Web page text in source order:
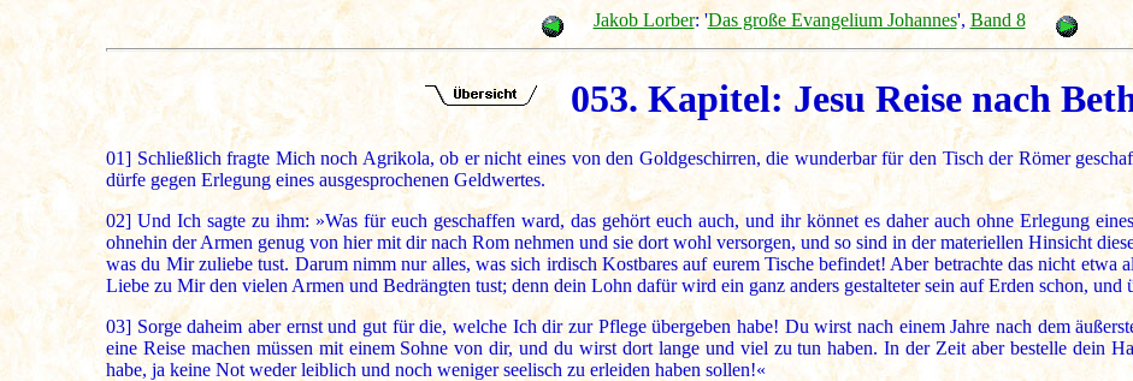
Jakob Lorber: 'Das große Evangelium Johannes', Band 8
053. Kapitel: Jesu Reise nach
01] Schließlich fragte Mich noch Agrikola, ob er nicht eines von den Goldgeschirren, die wunderbar für den Tisch der Römer
dürfe gegen Erlegung eines ausgesprochenen Geldwertes.
02]Und Ich sagte zu ihm: »Was für euch geschaffen ward, das gehört euch auch, und ihr könnet es daher auch ohne Erlegung
ohnehin der Armen genug von hier mit dir nach Rom nehmen und sie dort wohl versorgen, und so sind in der materiellen Hinsicht
was du Mir zuliebe tust. Darum nimm nur alles, was sich irdisch Kostbares auf eurem Tische befindet! Aber betrachte das nicht etwa
Liebe zu Mir den vielen Armen und Bedrängten tust; denn dein Lohn dafür wird ein ganz anders gestalteter sein auf Erden schon, und
03] Sorge daheim aber ernst und gut für die, welche Ich dir zur Pflege übergeben habe! Du wirst nach einem Jahre nach dem
eine Reise machen müssen mit einem Sohne von dir, und du wirst dort lange und viel zu tun haben. In der Zeit aber bestelle dein
habe, ja keine Not weder leiblich und noch weniger seelisch zu erleiden haben sollen!«